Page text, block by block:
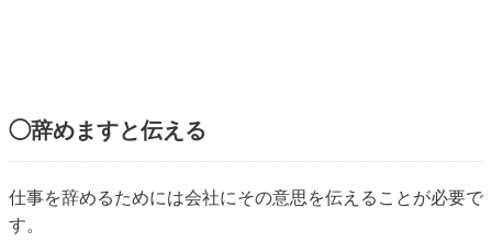
◯辞めますと伝える
仕事を辞めるためには会社にその意思を伝えることが必要で
す。